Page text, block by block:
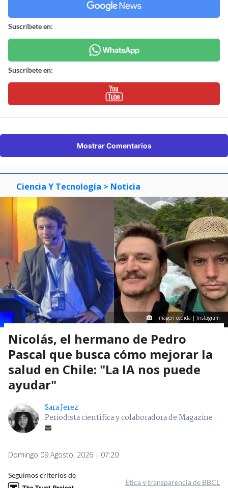
Suscríbete en:
Suscríbete en:
Mostrar Comentarios
Ciencia Y Tecnología > Noticia
Imagen cedida | Instagram
Nicolás, el hermano de Pedro
Pascal que busca cómo mejorar la
salud en Chile: "La IA nos puede
ayudar"
Sara Jerez
Periodista científica y colaboradora de Magazine
Domingo 09 Agosto, 2026 | 07:20
Seguimos criterios de
Ética y transparencia de BBCL